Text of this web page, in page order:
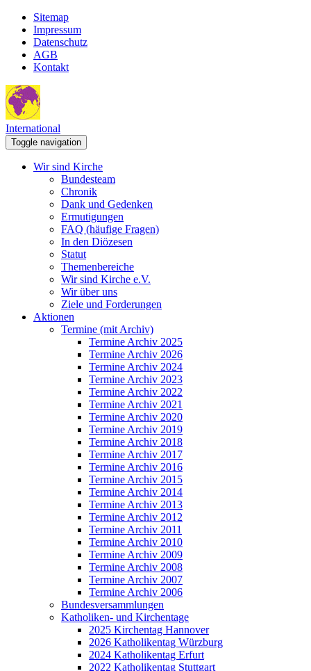
Sitemap
Impressum
Datenschutz
AGB
Kontakt
International
Toggle navigation
Wir sind Kirche
Bundesteam
Chronik
Dank und Gedenken
Ermutigungen
FAQ (häufige Fragen)
In den Diözesen
Statut
Themenbereiche
Wir sind Kirche e.V.
Wir über uns
Ziele und Forderungen
Aktionen
Termine (mit Archiv)
Termine Archiv 2025
Termine Archiv 2026
Termine Archiv 2024
Termine Archiv 2023
Termine Archiv 2022
Termine Archiv 2021
Termine Archiv 2020
Termine Archiv 2019
Termine Archiv 2018
Termine Archiv 2017
Termine Archiv 2016
Termine Archiv 2015
Termine Archiv 2014
Termine Archiv 2013
Termine Archiv 2012
Termine Archiv 2011
Termine Archiv 2010
Termine Archiv 2009
Termine Archiv 2008
Termine Archiv 2007
Termine Archiv 2006
Bundesversammlungen
Katholiken- und Kirchentage
2025 Kirchentag Hannover
2026 Katholikentag Würzburg
2024 Katholikentag Erfurt
2022 Katholikentag Stuttgart